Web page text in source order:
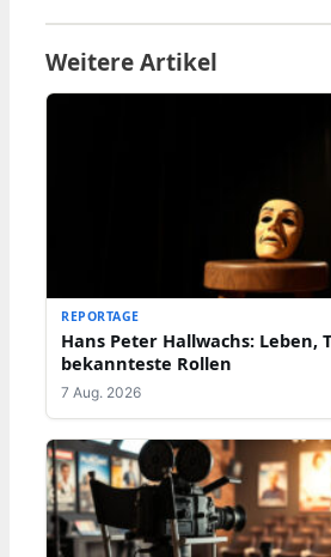
Weitere Artikel
REPORTAGE
Hans Peter Hallwachs: Leben,
bekannteste Rollen
7 Aug. 2026